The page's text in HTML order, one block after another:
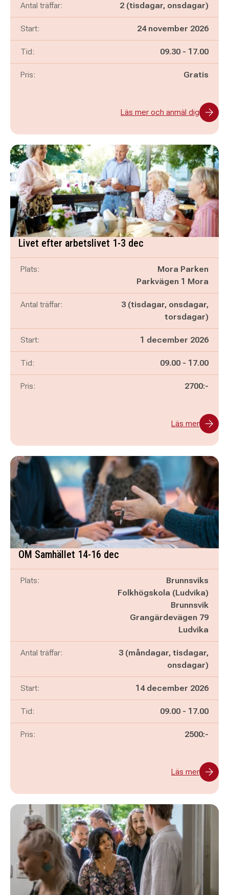
Antal träffar: 2 (tisdagar, onsdagar)
Start: 24 november 2026
Tid: Pågår mellan
09.30 - och
17.00
Pris: Gratis
Läs mer och anmäl dig
Livet efter arbetslivet 1-3 dec
Plats:
Mora Parken
Parkvägen 1 Mora
Antal träffar:
3 (tisdagar, onsdagar,
torsdagar)
Start: 1 december 2026
Tid: Pågår mellan
09.00 - och
17.00
Pris: 2700:-
Läs mer
OM Samhället 14-16 dec
Plats:
Brunnsviks
Folkhögskola (Ludvika)
Brunnsvik
Grangärdevägen 79
Ludvika
Antal träffar:
3 (måndagar, tisdagar,
onsdagar)
Start: 14 december 2026
Tid: Pågår mellan
09.00 - och
17.00
Pris: 2500:-
Läs mer